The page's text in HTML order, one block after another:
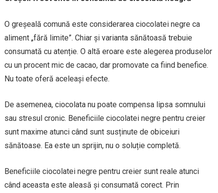
O greșeală comună este considerarea ciocolatei negre ca
aliment „fără limite”. Chiar și varianta sănătoasă trebuie
consumată cu atenție. O altă eroare este alegerea produselor
cu un procent mic de cacao, dar promovate ca fiind benefice.
Nu toate oferă aceleași efecte.
De asemenea, ciocolata nu poate compensa lipsa somnului
sau stresul cronic. Beneficiile ciocolatei negre pentru creier
sunt maxime atunci când sunt susținute de obiceiuri
sănătoase. Ea este un sprijin, nu o soluție completă.
Beneficiile ciocolatei negre pentru creier sunt reale atunci
când aceasta este aleasă și consumată corect. Prin